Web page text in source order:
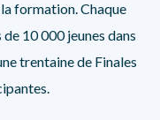
formation. Chaque
10 000 jeunes dans
trentaine de Finales